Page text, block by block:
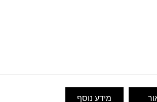
מידע נוסף